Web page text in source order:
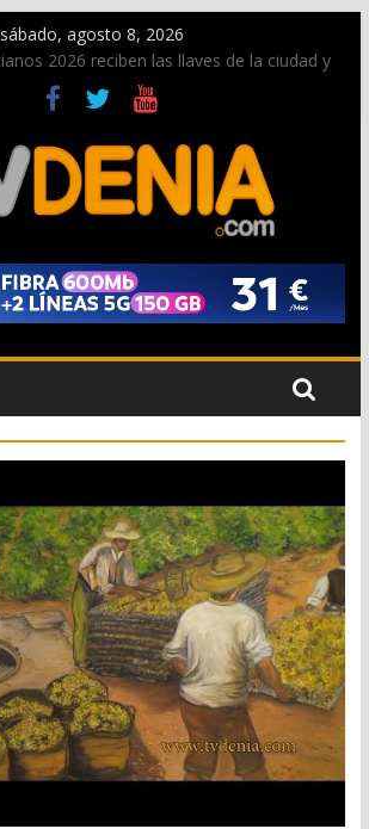
sábado, agosto 8, 2026
2026 reciben las llaves de la ciudad y
en Dénia
en la Segunda Entraeta Festera
al Arxiu de Dénia más de 50.000 imágenes
de la ciudad
llena de ambiente la calle Marqués de
a la Capitanía Cristiana
de Dénia reunirá durante agosto a
internacionales en los Jardins de